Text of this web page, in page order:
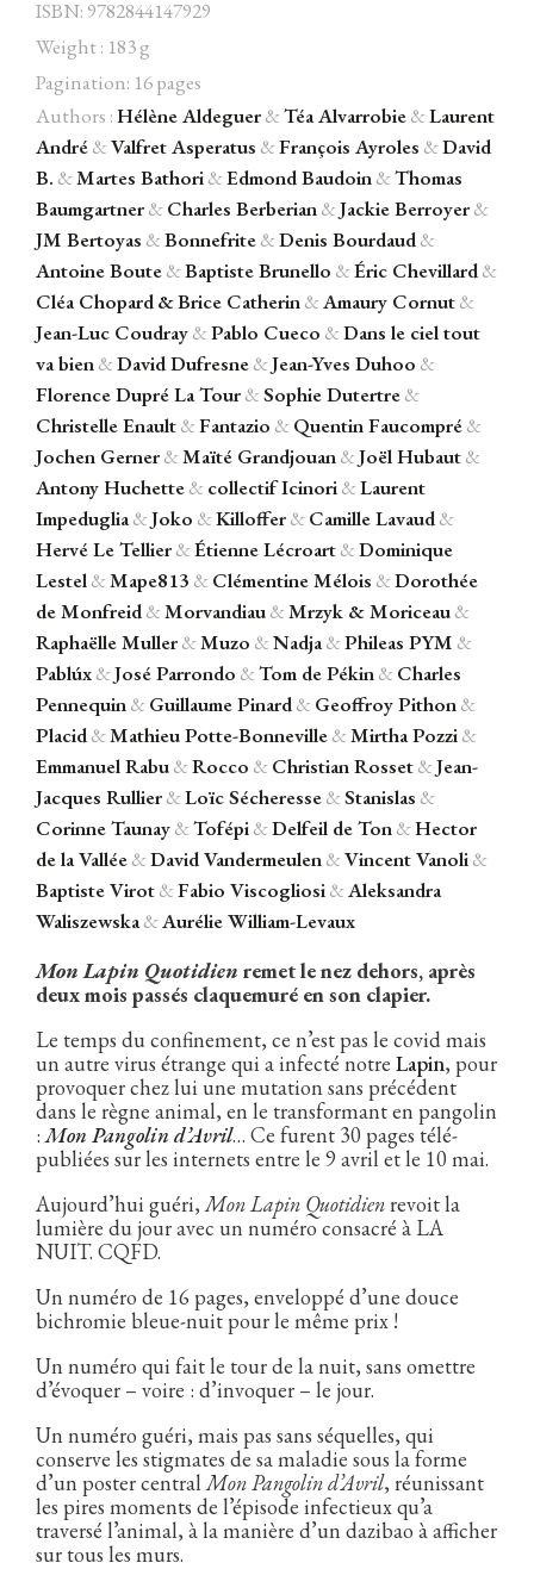
Facebook Instagram Twitter
Hébergé par Vixns
incandescence
Version 2.3.3
ISBN: 9782844147929
Weight : 183 g
Pagination: 16 pages
Authors :Hélène Aldeguer&Téa Alvarrobie&Laurent
André&Valfret Asperatus &François Ayroles &David
B. &Martes Bathori&Edmond Baudoin&Thomas
Baumgartner& Charles Berberian&Jackie Berroyer&
JM Bertoyas &Bonnefrite&Denis Bourdaud&
Antoine Boute&Baptiste Brunello &Éric Chevillard&
Cléa Chopard&Brice Catherin&Amaury Cornut&
Jean-Luc Coudray&Pablo Cueco &Dans le ciel tout
va bien&David Dufresne&Jean-Yves Duhoo &
Florence Dupré La Tour&Sophie Dutertre&
Christelle Enault&Fantazio & Quentin Faucompré&
Jochen Gerner&Maïté Grandjouan&Joël Hubaut&
Antony Huchette& collectif Icinori&Laurent
Impeduglia&Joko &Killoffer& Camille Lavaud&
Hervé Le Tellier&Étienne Lécroart&Dominique
Lestel&Mape813 & Clémentine Mélois &Dorothée
de Monfreid&Morvandiau&Mrzyk & Moriceau&
Raphaëlle Muller&Muzo &Nadja&Phileas PYM &
Pablúx&José Parrondo &Tom de Pékin& Charles
Pennequin& Guillaume Pinard& Geoffroy Pithon&
Placid&Mathieu Potte-Bonneville&Mirtha Pozzi&
Emmanuel Rabu&Rocco & Christian Rosset&Jean-
Jacques Rullier&Loïc Sécheresse&Stanislas &
Corinne Taunay&Tofépi&Delfeil de Ton&Hector
de la Vallée&David Vandermeulen&Vincent Vanoli&
Baptiste Virot&Fabio Viscogliosi&Aleksandra
Waliszewska&Aurélie William-Levaux
Mon Lapin Quotidien remet le nez dehors, après
deux mois passés claquemuré en son clapier.
Le temps du confinement, ce n’est pas le covid mais
un autre virus étrange qui a infecté notre Lapin, pour
provoquer chez lui une mutation sans précédent
dans le règne animal, en le transformant en pangolin
:Mon Pangolin d’Avril… Ce furent 30 pages télé-
publiées sur les internets entre le 9 avril et le 10 mai.
Aujourd’hui guéri,Mon Lapin Quotidienrevoit la
lumière du jour avec un numéro consacré à LA
NUIT. CQFD.
Un numéro de 16 pages, enveloppé d’une douce
bichromie bleue-nuit pour le même prix !
Un numéro qui fait le tour de la nuit, sans omettre
d’évoquer – voire : d’invoquer – le jour.
Un numéro guéri, mais pas sans séquelles, qui
conserve les stigmates de sa maladie sous la forme
d’un poster centralMon Pangolin d’Avril, réunissant
les pires moments de l’épisode infectieux qu’a
traversé l’animal, à la manière d’un dazibao à afficher
sur tous les murs.